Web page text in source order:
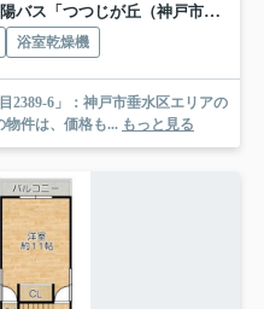
つつじが丘（神戸市）」 停歩7分
浴室乾燥機
2389-6」：神戸市垂水区エリアの
物件は、価格も... もっと見る